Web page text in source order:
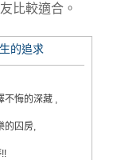
比較適合。
的追求
悔的深藏 ,
的囚房,